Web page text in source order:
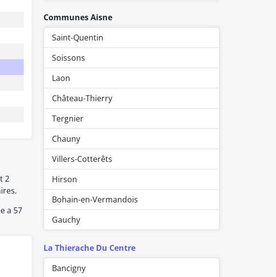
2
a 57
Communes Aisne
Saint-Quentin
Soissons
Laon
Château-Thierry
Tergnier
Chauny
Villers-Cotterêts
Hirson
Bohain-en-Vermandois
Gauchy
La Thierache Du Centre
Bancigny